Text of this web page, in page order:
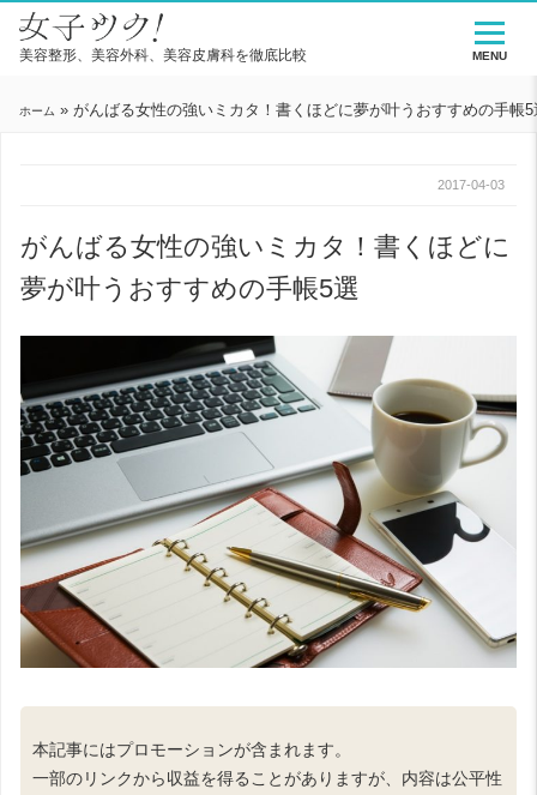
美容整形、美容外科、美容皮膚科を徹底比較
ホーム » がんばる女性の強いミカタ！書くほどに夢が叶うおすすめの手帳5
2017-04-03
がんばる女性の強いミカタ！書くほどに
夢が叶うおすすめの手帳5選
本記事にはプロモーションが含まれます。
一部のリンクから収益を得ることがありますが、内容は公平性
MENU